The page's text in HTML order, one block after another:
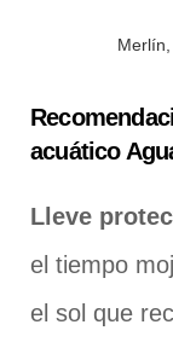
acuático
Lleve
el tiempo
el sol que